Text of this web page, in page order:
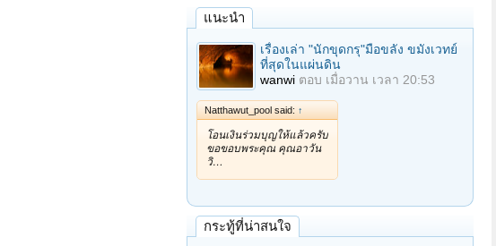
แนะนำ
เรื่องเล่า "นักขุดกรุ"มือขลัง ขมังเวทย์
ที่สุดในแผ่นดิน
wanwi ตอบ เมื่อวาน เวลา 20:53
Natthawut_pool said: ↑
โอนเงินร่วมบุญให้แล้วครับ
ขอขอบพระคุณ คุณอาวัน
วิ…
กระทู้ที่น่าสนใจ